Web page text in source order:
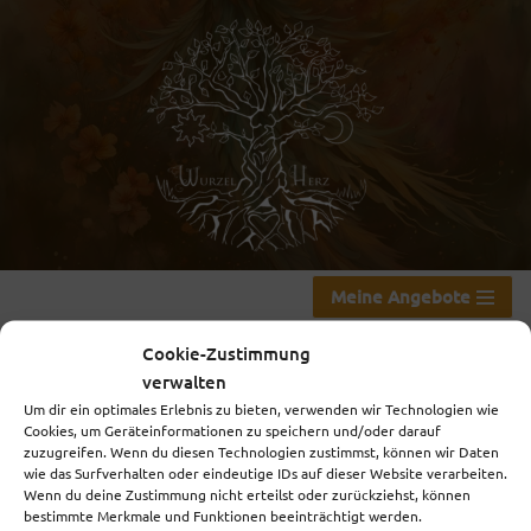
Cookie-Zustimmung
verwalten
Um dir ein optimales Erlebnis zu bieten, verwenden wir Technologien wie
Cookies, um Geräteinformationen zu speichern und/oder darauf
zuzugreifen. Wenn du diesen Technologien zustimmst, können wir Daten
wie das Surfverhalten oder eindeutige IDs auf dieser Website verarbeiten.
Wenn du deine Zustimmung nicht erteilst oder zurückziehst, können
bestimmte Merkmale und Funktionen beeinträchtigt werden.
Meine Angebote
NÄCHSTE VERANSTALTUNG
Keine bevorstehenden Veranstaltungen
BESCHREIBUNG